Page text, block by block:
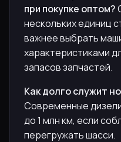
при покупке оптом?
нескольких единиц
важнее выбрать
характеристиками
запасов запчастей.
Как долго служит
Современные
до 1 млн км, если
перегружать шасси.